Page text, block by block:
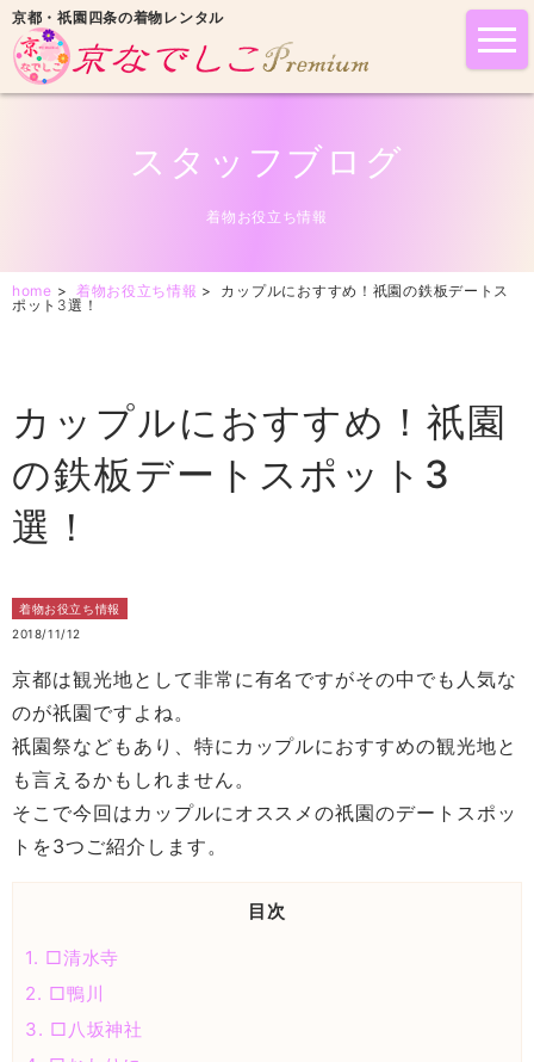
京都・祇園四条の着物レンタル
スタッフブログ
着物お役立ち情報
home > 着物お役立ち情報 > カップルにおすすめ！祇園の鉄板デートス
ポット3選！
カップルにおすすめ！祇園
の鉄板デートスポット3
選！
着物お役立ち情報
2018/11/12
京都は観光地として非常に有名ですがその中でも人気な
のが祇園ですよね。
祇園祭などもあり、特にカップルにおすすめの観光地と
も言えるかもしれません。
そこで今回はカップルにオススメの祇園のデートスポッ
トを3つご紹介します。
目次
1. □清水寺
2. □鴨川
3. □八坂神社